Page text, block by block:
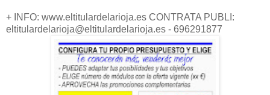
+ INFO: www.eltitulardelarioja.es CONTRATA PUBLI:
eltitulardelarioja@eltitulardelarioja.es - 696291877